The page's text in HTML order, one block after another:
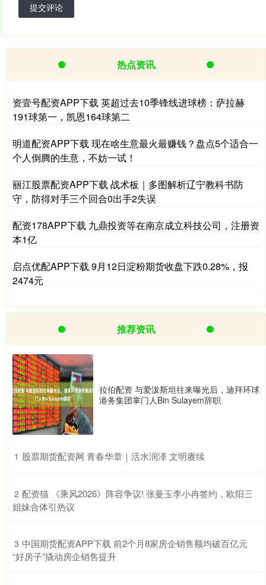
提交评论
热点资讯
资壹号配资APP下载 英超过去10季锋线进球榜：萨拉赫
191球第一，凯恩164球第二
明道配资APP下载 现在啥生意最火最赚钱？盘点5个适合一
个人倒腾的生意，不妨一试！
丽江股票配资APP下载 战术板｜多图解析辽宁教科书防
守，防得对手三个回合0出手2失误
配资178APP下载 九鼎投资等在南京成立科技公司，注册资
本1亿
启点优配APP下载 9月12日淀粉期货收盘下跌0.28%，报
2474元
推荐资讯
拉伯配资 与爱泼斯坦往来曝光后，迪拜环球
港务集团掌门人Bin Sulayem辞职
1 ​股票期货配资网 青春华章｜活水润泽 文明赓续
2 ​配资猫 《乘风2026》阵容争议! 张曼玉李小冉签约，欧阳三
姐妹合体引热议
3 ​中国期货配资APP下载 前2个月8家房企销售额均破百亿元
“好房子”撬动房企销售提升